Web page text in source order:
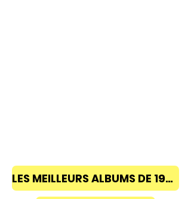
LES MEILLEURS ALBUMS DE 1968 à 2018